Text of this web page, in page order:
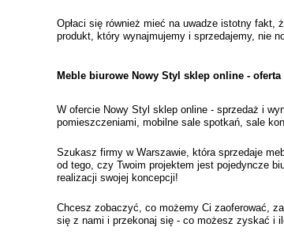
Opłaci się również mieć na uwadze istotny fakt,
produkt, który wynajmujemy i sprzedajemy, nie
Meble biurowe Nowy Styl sklep online - oferta
W ofercie Nowy Styl sklep online - sprzedaż i
pomieszczeniami, mobilne sale spotkań, sale
Szukasz firmy w Warszawie, która sprzedaje
od tego, czy Twoim projektem jest pojedyncze
realizacji swojej koncepcji!
Chcesz zobaczyć, co możemy Ci zaoferować,
się z nami i przekonaj się - co możesz zyskać i